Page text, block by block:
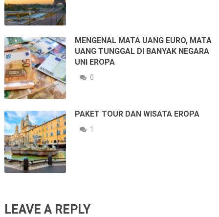
MENGENAL MATA UANG EURO, MATA
UANG TUNGGAL DI BANYAK NEGARA
UNI EROPA
0
PAKET TOUR DAN WISATA EROPA
1
LEAVE A REPLY